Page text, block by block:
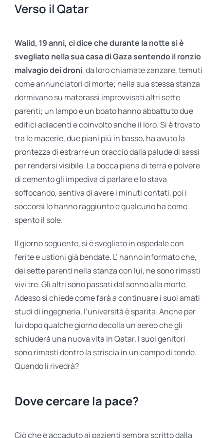
Verso il Qatar
Walid, 19 anni, ci dice che durante la notte si è
svegliato nella sua casa di Gaza sentendo il ronzio
malvagio dei droni, da loro chiamate zanzare, temuti
come annunciatori di morte; nella sua stessa stanza
dormivano su materassi improvvisati altri sette
parenti; un lampo e un boato hanno abbattuto due
edifici adiacenti e coinvolto anche il loro. Si è trovato
tra le macerie, due piani più in basso, ha avuto la
prontezza di estrarre un braccio dalla palude di sassi
per rendersi visibile. La bocca piena di terra e polvere
di cemento gli impediva di parlare e lo stava
soffocando, sentiva di avere i minuti contati, poi i
soccorsi lo hanno raggiunto e qualcuno ha come
spento il sole.
Il giorno seguente, si è svegliato in ospedale con
ferite e ustioni già bendate. L’ hanno informato che,
dei sette parenti nella stanza con lui, ne sono rimasti
vivi tre. Gli altri sono passati dal sonno alla morte.
Adesso si chiede come farà a continuare i suoi amati
studi di ingegneria, l’università è sparita. Anche per
lui dopo qualche giorno decolla un aereo che gli
schiuderà una nuova vita in Qatar. I suoi genitori
sono rimasti dentro la striscia in un campo di tende.
Quando li rivedrà?
Dove cercare la pace?
Ciò che è accaduto ai pazienti sembra scritto dalla